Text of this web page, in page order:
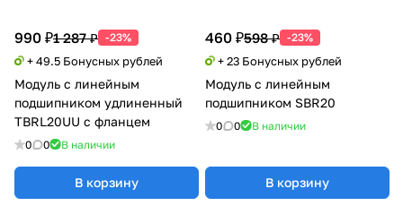
990 ₽1 287 ₽ -23%
+ 49.5 Бонусных рублей
Модуль с линейным
подшипником удлиненный
TBRL20UU с фланцем
0 0 В наличии
В корзину
460 ₽598 ₽ -23%
+ 23 Бонусных рублей
Модуль с линейным
подшипником SBR20
0 0 В наличии
В корзину